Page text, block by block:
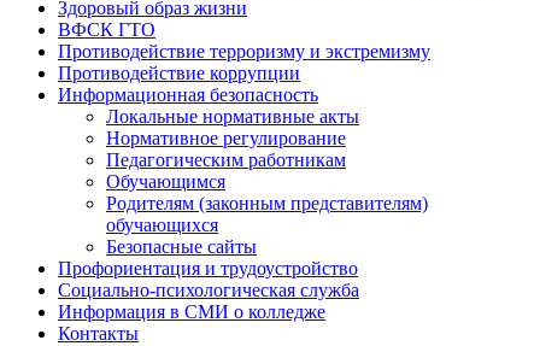
Здоровый образ жизни
ВФСК ГТО
Противодействие терроризму и экстремизму
Противодействие коррупции
Информационная безопасность
Локальные нормативные акты
Нормативное регулирование
Педагогическим работникам
Обучающимся
Родителям (законным представителям)
обучающихся
Безопасные сайты
Профориентация и трудоустройство
Социально-психологическая служба
Информация в СМИ о колледже
Контакты